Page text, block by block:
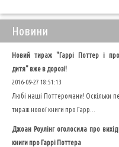
Новини
Новий тираж "Гаррі Поттер і
дитя" вже в дорозі!
2016-09-27 18:51:13
Любі наші Поттеромани! Оскільки
тираж нової книги про Гарр...
Джоан Роулінг оголосила про вихід
книги про Гаррі Поттера